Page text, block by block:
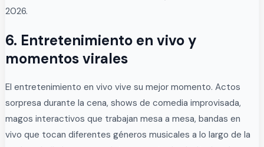
2026.
6. Entretenimiento en vivo y
momentos virales
El entretenimiento en vivo vive su mejor momento. Actos
sorpresa durante la cena, shows de comedia improvisada,
magos interactivos que trabajan mesa a mesa, bandas en
vivo que tocan diferentes géneros musicales a lo largo de la